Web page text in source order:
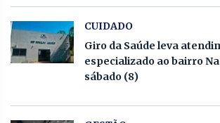
CUIDADO
Giro da Saúde leva
especializado ao bairro
sábado (8)